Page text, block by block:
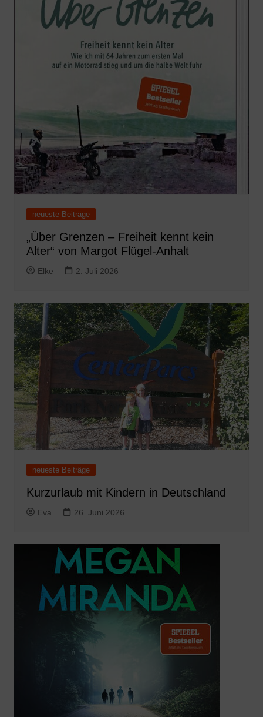
neueste Beiträge
„Über Grenzen – Freiheit kennt kein
Alter“ von Margot Flügel-Anhalt
Elke 2. Juli 2026
neueste Beiträge
Kurzurlaub mit Kindern in Deutschland
Eva 26. Juni 2026